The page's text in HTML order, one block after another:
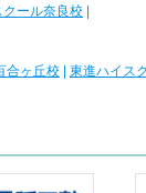
ール奈良校
合ヶ丘校 東進ハイス